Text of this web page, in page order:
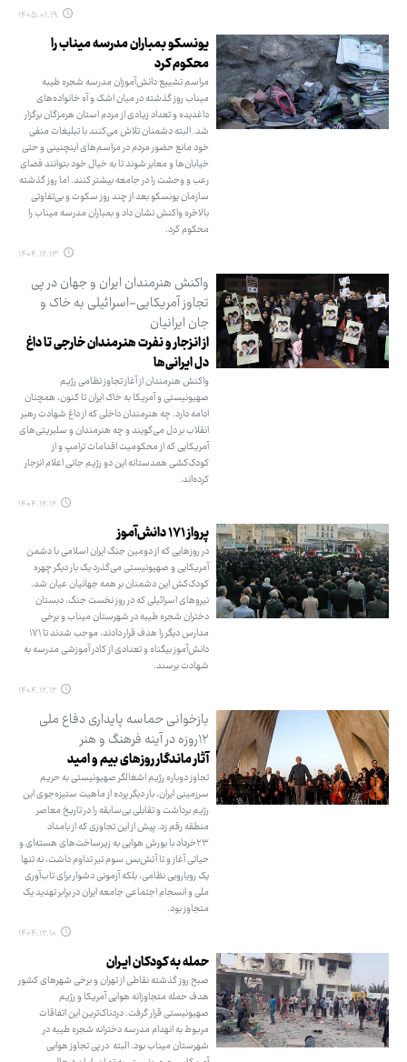
۱۴۰۵.۰۱.۱۹
یونسکو بمباران مدرسه میناب را
محکوم کرد
مراسم تشییع دانش‌آموزان مدرسه شجره طیبه
میناب روز گذشته در میان اشک و آه خانواده‌های
داغدیده و تعداد زیادی از مردم استان هرمزگان برگزار
شد. البته دشمنان تلاش می‌کنند با تبلیغات منفی
خود مانع حضور مردم در مراسم‌های اینچنینی و حتی
خیابان‌ها و معابر شوند تا به خیال خود بتوانند فضای
رعب و وحشت را در جامعه بیشتر کنند. اما روز گذشته
سازمان یونسکو بعد از چند روز سکوت و بی‌تفاوتی
بالاخره واکنش نشان داد و بمباران مدرسه میناب را
محکوم کرد.
۱۴۰۴.۱۲.۱۳
واکنش هنرمندان ایران و جهان در پی
تجاوز آمریکایی-اسرائیلی به خاک و
جان ایرانیان
از انزجار و نفرت هنرمندان خارجی تا داغ
دل ایرانی‌ها
واکنش هنرمندان از آغاز تجاوز نظامی رژیم
صهیونیستی و آمریکا به خاک ایران تا کنون، همچنان
ادامه دارد. چه هنرمندان داخلی که از داغ شهادت رهبر
انقلاب بر دل می‌گویند و چه هنرمندان و سلبریتی‌های
آمریکایی که از محکومیت اقدامات ترامپ و از
کودک‌کشی همدستانه این دو رژیم جانی اعلام انزجار
کرده‌اند.
۱۴۰۴.۱۲.۱۲
پرواز ۱۷۱ دانش‌آموز
در روزهایی که از دومین جنگ ایران اسلامی با دشمن
آمریکایی و صهیونیستی می‌گذرد یک بار دیگر چهره
کودک‌کش این دشمنان بر همه جهانیان عیان شد.
نیروهای اسرائیلی که در روز نخست جنگ، دبستان
دختران شجره طیبه در شهرستان میناب و برخی
مدارس دیگر را هدف قرار دادند، موجب شدند تا ۱۷۱
دانش‌آموز بیگناه و تعدادی از کادر آموزشی مدرسه به
شهادت برسند.
۱۴۰۴.۱۲.۱۲
بازخوانی حماسه پایداری دفاع ملی
۱۲روزه در آینه فرهنگ و هنر
آثار ماندگار روزهای بیم و امید
تجاوز دوباره رژیم اشغالگر صهیونیستی به حریم
سرزمینی ایران، بار دیگر پرده از ماهیت ستیزه‌جوی این
رژیم برداشت و تقابلی بی‌سابقه را در تاریخ معاصر
منطقه رقم زد. پیش از این تجاوزی که از بامداد
۲۳خرداد با یورش هوایی به زیرساخت‌های هسته‌ای و
حیاتی آغاز و تا آتش‌بس سوم تیر تداوم داشت، نه تنها
یک رویارویی نظامی، بلکه آزمونی دشوار برای تاب‌آوری
ملی و انسجام اجتماعی جامعه ایران در برابر تهدید یک
متجاوز بود.
۱۴۰۴.۱۲.۱۰
حمله به کودکان ایـران
صبح روز گذشته نقاطی از تهران و برخی شهرهای کشور
هدف حمله متجاوزانه هوایی آمریکا و رژیم
صهیونیستی قرار گرفت. دردناک‌ترین این اتفاقات
مربوط به انهدام مدرسه دخترانه شجره طیبه در
شهرستان میناب بود. البته در پی تجاوز هوایی